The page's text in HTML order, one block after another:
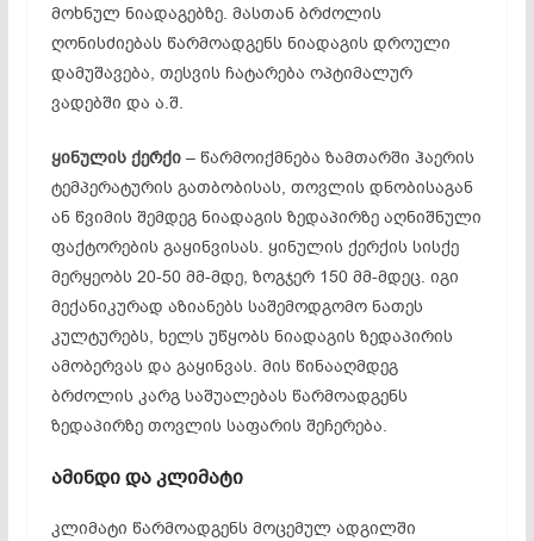
მოხნულ ნიადაგებზე. მასთან ბრძოლის
ღონისძიებას წარმოადგენს ნიადაგის დროული
დამუშავება, თესვის ჩატარება ოპტიმალურ
ვადებში და ა.შ.
ყინულის ქერქი– წარმოიქმნება ზამთარში ჰაერის
ტემპერატურის გათბობისას, თოვლის დნობისაგან
ან წვიმის შემდეგ ნიადაგის ზედაპირზე აღნიშნული
ფაქტორების გაყინვისას. ყინულის ქერქის სისქე
მერყეობს 20-50 მმ-მდე, ზოგჯერ 150 მმ-მდეც. იგი
მექანიკურად აზიანებს საშემოდგომო ნათეს
კულტურებს, ხელს უწყობს ნიადაგის ზედაპირის
ამობერვას და გაყინვას. მის წინააღმდეგ
ბრძოლის კარგ საშუალებას წარმოადგენს
ზედაპირზე თოვლის საფარის შეჩერება.
ამინდიდაკლიმატი
კლიმატი წარმოადგენს მოცემულ ადგილში